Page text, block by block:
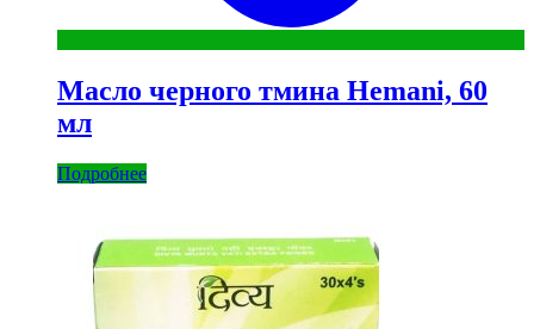
Масло черного тмина Hemani, 60
мл
Подробнее